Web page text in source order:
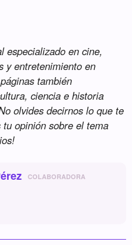
especializado en cine,
y entretenimiento en
también
ciencia e historia
olvides decirnos lo que te
opinión sobre el tema
COLABORADORA